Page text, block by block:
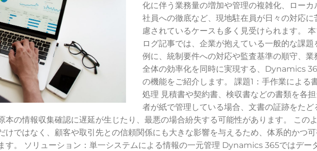
化に伴う業務量の増加や管理の複雑化、ローカ
社員への徹底など、現地駐在員が日々の対応に
慮されているケースも多く見受けられます。
ログ記事では、企業が抱えている一般的な課題
例に、統制要件への対応や監査基準の順守、業
全体の効率化を同時に実現する、Dynamics
の機能をご紹介します。 課題1：手作業による
処理 見積書や契約書、検収書などの書類を各担
者が紙で管理している場合、文書の証跡をたど
本の情報収集確認に遅延が生じたり、最悪の場合紛失する可能性があります。 この
けではなく、顧客や取引先との信頼関係にも大きな影響を与えるため、体系的かつ
す。 ソリューション：単一システムによる情報の一元管理 Dynamics 365ではデー